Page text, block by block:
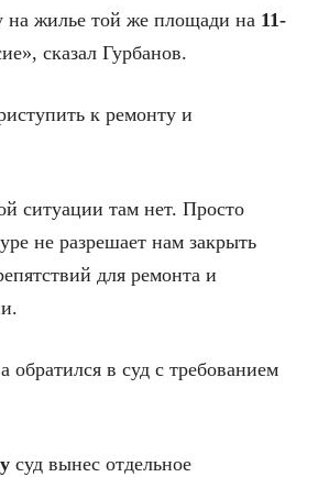
на жилье той же площади на 11-
сказал Гурбанов.
к ремонту и
ситуации там нет. Просто
не разрешает нам закрыть
для ремонта и
обратился в суд с требованием
суд вынес отдельное